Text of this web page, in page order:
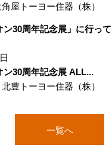
角屋トーヨー住器（株）
ン30周年記念展」に行って
ン30周年記念展 ALL...
北豊トーヨー住器（株）
一覧へ